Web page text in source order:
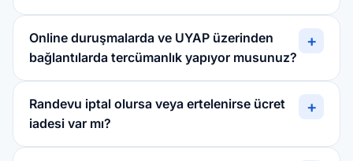
Online duruşmalarda ve UYAP üzerinden
bağlantılarda tercümanlık yapıyor musunuz?
+
Randevu iptal olursa veya ertelenirse ücret
iadesi var mı?
+